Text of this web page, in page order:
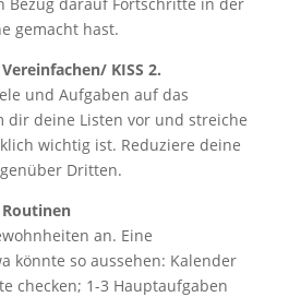
gemacht hast.
KISS 2.
und Aufgaben auf das
dir deine Listen vor und streiche
wichtig ist. Reduziere deine
Dritten.
an. Eine
könnte so aussehen: Kalender
checken; 1-3 Hauptaufgaben